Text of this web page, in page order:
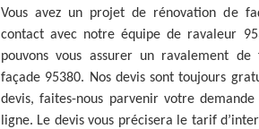
Vous avez un projet de rénovation de
contact avec notre équipe de ravaleur
pouvons vous assurer un ravalement
façade 95380. Nos devis sont toujours
devis, faites-nous parvenir votre
ligne. Le devis vous précisera le tarif